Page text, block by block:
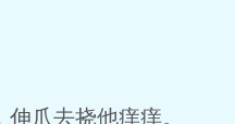
爪去挠他痒痒。